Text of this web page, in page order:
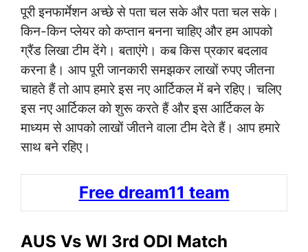
पूरी इनफार्मेशन अच्छे से पता चल सके और पता चल सके।
किन-किन प्लेयर को कप्तान बनना चाहिए और हम आपको
ग्रैंड लिखा टीम देंगे। बताएंगे। कब किस प्रकार बदलाव
करना है। आप पूरी जानकारी समझकर लाखों रुपए जीतना
चाहते हैं तो आप हमारे इस नए आर्टिकल में बने रहिए। चलिए
इस नए आर्टिकल को शुरू करते हैं और इस आर्टिकल के
माध्यम से आपको लाखों जीतने वाला टीम देते हैं। आप हमारे
साथ बने रहिए।
Free dream11 team
AUS Vs WI 3rd ODI Match